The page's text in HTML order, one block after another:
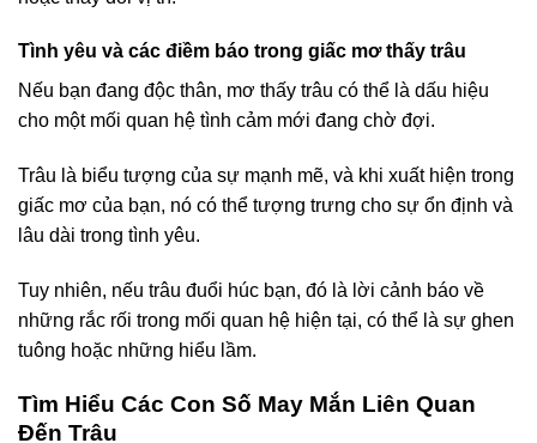
Tình yêu và các điềm báo trong giấc mơ thấy trâu
Nếu bạn đang độc thân, mơ thấy trâu có thể là dấu hiệu
cho một mối quan hệ tình cảm mới đang chờ đợi.
Trâu là biểu tượng của sự mạnh mẽ, và khi xuất hiện trong
giấc mơ của bạn, nó có thể tượng trưng cho sự ổn định và
lâu dài trong tình yêu.
Tuy nhiên, nếu trâu đuổi húc bạn, đó là lời cảnh báo về
những rắc rối trong mối quan hệ hiện tại, có thể là sự ghen
tuông hoặc những hiểu lầm.
Tìm Hiểu Các Con Số May Mắn Liên Quan
Đến Trâu